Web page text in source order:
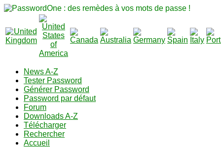
News A-Z
Tester Password
Générer Password
Password par défaut
Forum
Downloads A-Z
Télécharger
Rechercher
Accueil